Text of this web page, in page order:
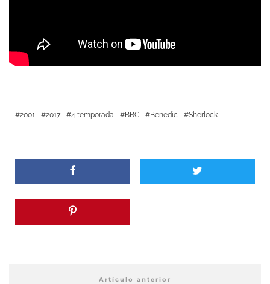
2001 2017 4 temporada BBC Benedic Sherlock
Artículo anterior